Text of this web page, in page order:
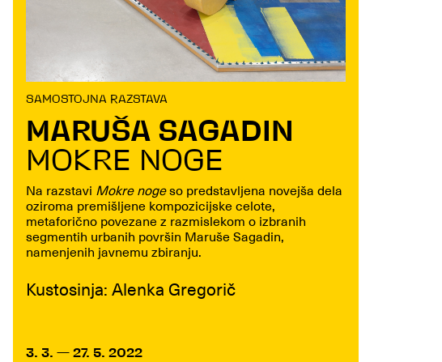
SAMOSTOJNA RAZSTAVA
MARUŠA SAGADIN
MOKRE NOGE
Na razstavi Mokre nogeso predstavljena novejša dela
oziroma premišljene kompozicijske celote,
metaforično povezane z razmislekom o izbranih
segmentih urbanih površin Maruše Sagadin,
namenjenih javnemu zbiranju.
Kustosinja: Alenka Gregorič
3. 3. — 27. 5. 2022